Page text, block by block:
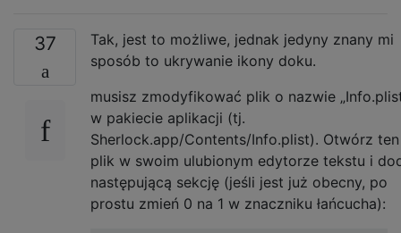
37
Tak, jest to możliwe, jednak jedyny znany mi
sposób to ukrywanie ikony doku.
musisz zmodyfikować plik o nazwie
w pakiecie aplikacji (tj.
Sherlock.app/Contents/Info.plist). Otwórz ten
plik w swoim ulubionym edytorze tekstu i
następującą sekcję (jeśli jest już obecny, po
prostu zmień 0 na 1 w znaczniku łańcucha):